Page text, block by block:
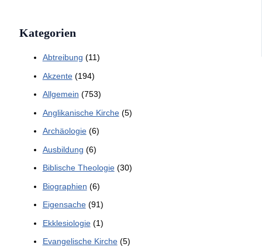
Kategorien
Abtreibung (11)
Akzente(194)
Allgemein (753)
Anglikanische Kirche(5)
Archäologie(6)
Ausbildung (6)
Biblische Theologie(30)
Biographien (6)
Eigensache(91)
Ekklesiologie(1)
Evangelische Kirche(5)